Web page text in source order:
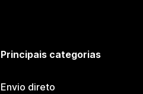
Principais categorias
Envio direto